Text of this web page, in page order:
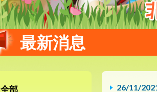
最新消息
全部 26/11/